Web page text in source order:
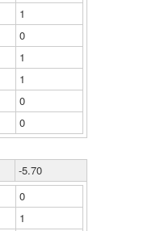
1
0
1
1
0
0
-5.70
0
1